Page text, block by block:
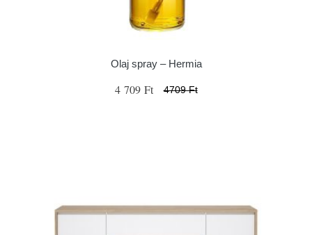
Olaj spray – Hermia
4 709 Ft 4709 Ft